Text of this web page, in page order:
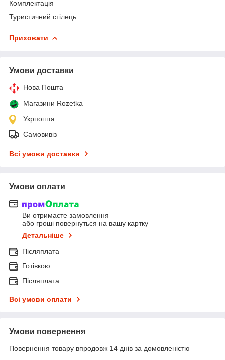
Комплектація
Туристичний стілець
Приховати
Умови доставки
Нова Пошта
Магазини Rozetka
Укрпошта
Самовивіз
Всі умови доставки
Умови оплати
Ви отримаєте замовлення
або гроші повернуться на вашу картку
Детальніше
Післяплата
Готівкою
Післяплата
Всі умови оплати
Умови повернення
Повернення товару впродовж 14 днів за домовленістю